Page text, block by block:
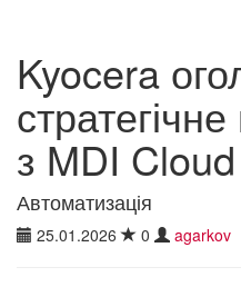
Kyocera
з MDI Cloud
Автоматизація
25.01.2026 0 agarkov